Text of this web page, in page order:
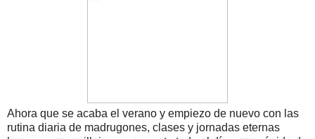
Ahora que se acaba el verano y empiezo de nuevo con las
rutina diaria de madrugones, clases y jornadas eternas